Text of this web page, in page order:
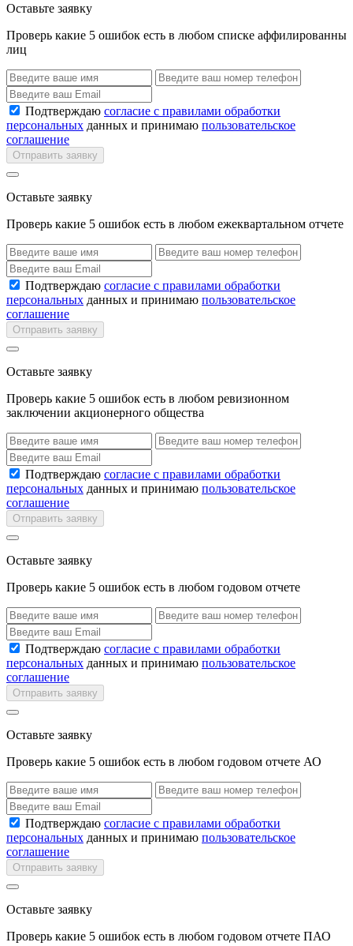
Оставьте заявку
Проверь какие 5 ошибок есть в любом списке аффилированны
лиц
Подтверждаю согласие с правилами обработки
персональных данных и принимаю пользовательское
соглашение
Отправить заявку
Оставьте заявку
Проверь какие 5 ошибок есть в любом ежеквартальном отчете
Подтверждаю согласие с правилами обработки
персональных данных и принимаю пользовательское
соглашение
Отправить заявку
Оставьте заявку
Проверь какие 5 ошибок есть в любом ревизионном
заключении акционерного общества
Подтверждаю согласие с правилами обработки
персональных данных и принимаю пользовательское
соглашение
Отправить заявку
Оставьте заявку
Проверь какие 5 ошибок есть в любом годовом отчете
Подтверждаю согласие с правилами обработки
персональных данных и принимаю пользовательское
соглашение
Отправить заявку
Оставьте заявку
Проверь какие 5 ошибок есть в любом годовом отчете АО
Подтверждаю согласие с правилами обработки
персональных данных и принимаю пользовательское
соглашение
Отправить заявку
Оставьте заявку
Проверь какие 5 ошибок есть в любом годовом отчете ПАО